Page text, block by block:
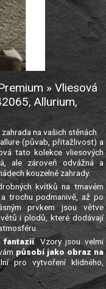
» Vliesová
Allurium,
na vašich stěnách
(půvab, přitažlivost) a
tato kolekce vliesových
ale zároveň odvážná a
kouzelné zahrady.
kvítků na tmavém
trochu podmanivě, až po
prvkem jsou větve
i plodů, které dodávají
fantazií. Vzory jsou velmi
působí jako obraz na
pro vytvoření klidného,